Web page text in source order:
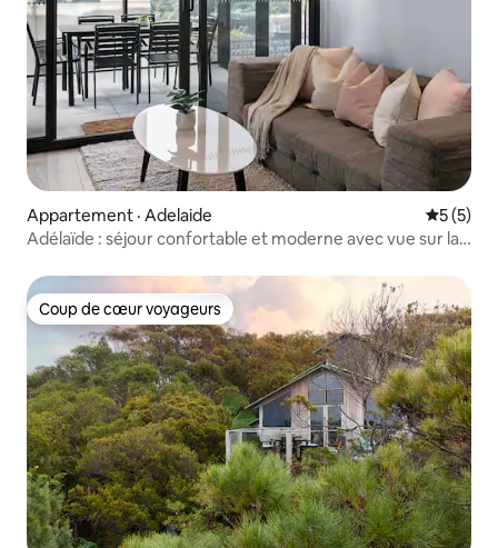
Appartement · Adelaide Note
5 (5)
Adélaïde : séjour confortable et moderne avec vue sur la
Coup de cœur voyageurs
Coup de cœur voyageurs